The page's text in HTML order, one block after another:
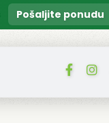
Pošaljite ponudu